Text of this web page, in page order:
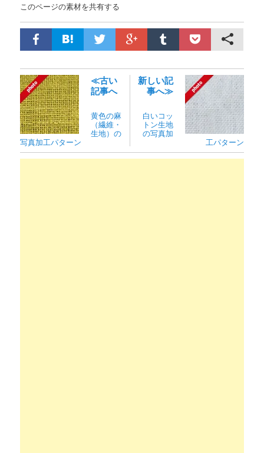
このページの素材を共有する
≪古い
記事へ
黄色の麻
（繊維・
生地）の
写真加工パターン
新しい記
事へ≫
白いコッ
トン生地
の写真加
工パターン